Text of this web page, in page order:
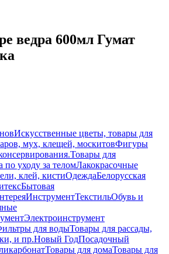
ведра 600мл Гумат
Искусственные цветы, товары для
мух, клещей, москитовФигуры
Товары для
по уходу за теломЛакокрасочные
клей, кистиОдеждаБелорусская
Бытовая
ИнструментТекстильОбувь и
Электроинструмент
для водыТовары для рассады,
и пр.Новый ГодПосадочный
Товары для домаТовары для